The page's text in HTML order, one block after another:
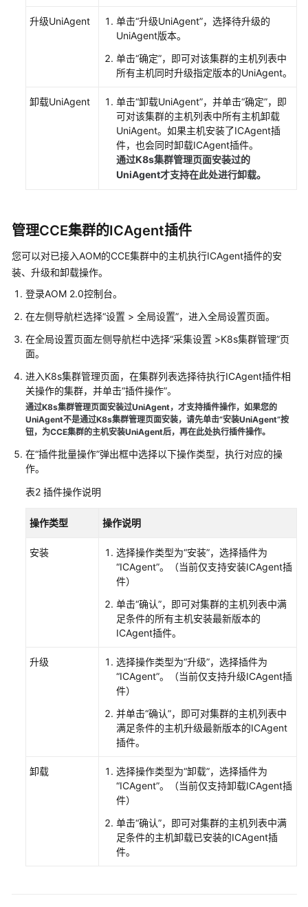
多
文
指
户
指
南
（吉
隆
域）
API
参
（吉
坡
域）
用
比
布
升级UniAgent
单击“升级UniAgent”，选择待升级的
UniAgent版本。
单击“确定”，即可对该集群的主机列表中
所有主机同时升级指定版本的UniAgent。
卸载UniAgent
单击“卸载UniAgent”，并单击“确定”，即
可对该集群的主机列表中所有主机卸载
UniAgent。如果主机安装了ICAgent插
件，也会同时卸载ICAgent插件。
通过K8s集群管理页面安装过的
UniAgent才支持在此处进行卸载。
管理CCE集群的ICAgent插件
您可以对已接入AOM的CCE集群中的主机执行ICAgent插件的安
装、升级和卸载操作。
登录AOM 2.0控制台。
在左侧导航栏选择“设置 > 全局设置”，进入全局设置页面。
在全局设置页面左侧导航栏中选择“采集设置 >K8s集群管理”页
面。
进入K8s集群管理页面，在集群列表选择待执行ICAgent插件相
关操作的集群，并单击“插件操作”。
通过K8s集群管理页面安装过UniAgent，才支持插件操作，如果您的
UniAgent不是通过K8s集群管理页面安装，请先单击“安装UniAgent”按
钮，为CCE集群的主机安装UniAgent后，再在此处执行插件操作。
在“插件批量操作”弹出框中选择以下操作类型，执行对应的操
作。
表2 插件操作说明
操作类型 操作说明
安装
选择操作类型为“安装”，选择插件为
“ICAgent”。（当前仅支持安装ICAgent插
件）
单击“确认”，即可对集群的主机列表中满
足条件的所有主机安装最新版本的
ICAgent插件。
升级
选择操作类型为“升级”，选择插件为
“ICAgent”。（当前仅支持升级ICAgent插
件）
并单击“确认”，即可对集群的主机列表中
满足条件的主机升级最新版本的ICAgent
插件。
卸载
选择操作类型为“卸载”，选择插件为
“ICAgent”。（当前仅支持卸载ICAgent插
件）
单击“确认”，即可对集群的主机列表中满
足条件的主机卸载已安装的ICAgent插
件。